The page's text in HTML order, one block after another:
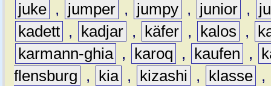
juke , jumper , jumpy , junior ,
kadett , kadjar , käfer , kalos ,
karmann-ghia , karoq , kaufen ,
flensburg
, kia , kizashi , klasse ,